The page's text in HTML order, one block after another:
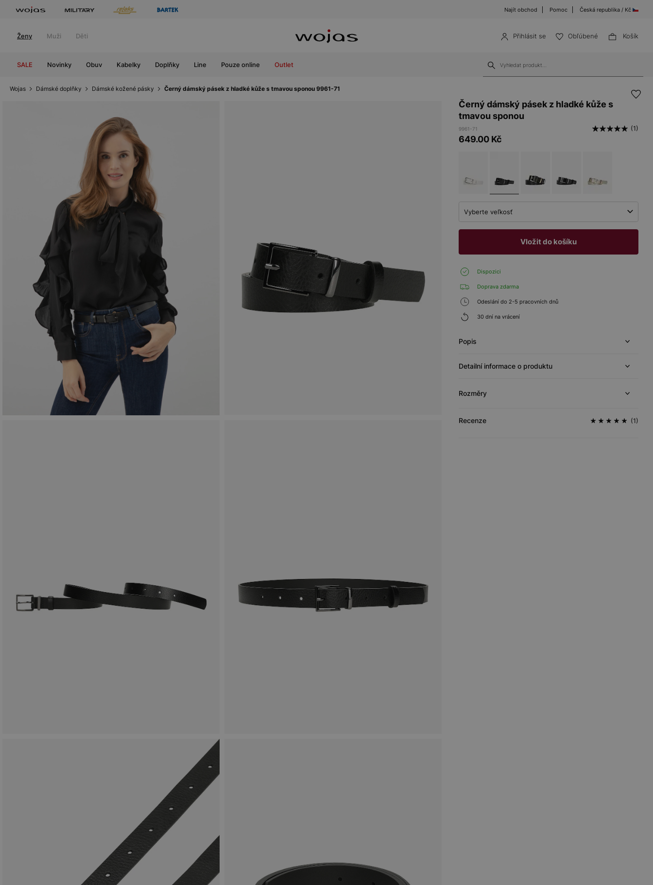
Najít obchod Pomoc Česká republika / Kč
Ženy Muži Děti Přihlásit se Obľúbené Košík
SALE Novinky Obuv Kabelky Doplňky Line Pouze online Outlet
Wojas Dámské doplňky Dámské kožené pásky Černý dámský pásek z hladké kůže s tmavou sponou 9961-71
Černý dámský pásek z hladké kůže s
tmavou sponou
9961-71 (1)
649.00 Kč
Vyberte veľkosť
Vložit do košíku
Dispozici
Doprava zdarma
Odeslání do 2-5 pracovních dnů
30 dní na vrácení
Popis
Detailní informace o produktu
Rozměry
Recenze (1)